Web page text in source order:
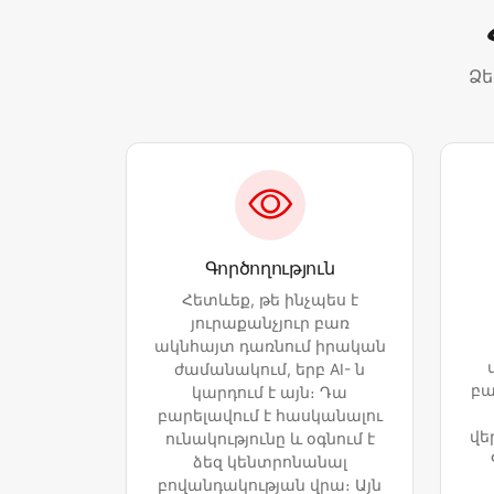
Գործողություն
Հետևեք, թե ինչպես է
յուրաքանչյուր բառ
ակնհայտ դառնում իրական
ժամանակում, երբ AI- ն
կարդում է այն։ Դա
բարելավում է հասկանալու
ունակությունը և օգնում է
ձեզ կենտրոնանալ
բովանդակության վրա։ Այն